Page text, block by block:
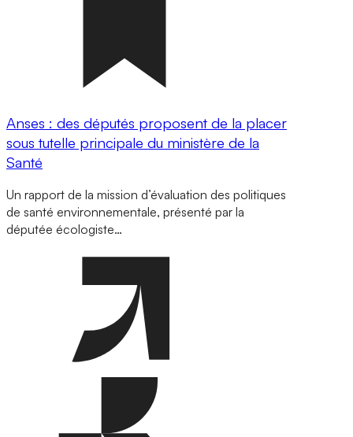
Anses : des députés proposent de la placer
sous tutelle principale du ministère de la
Santé
Un rapport de la mission d’évaluation des politiques
de santé environnementale, présenté par la
députée écologiste…